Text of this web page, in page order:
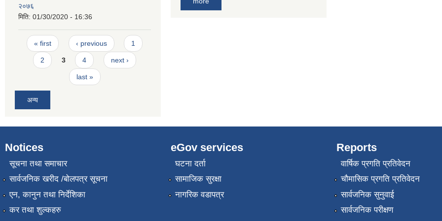
२०७६
मिति: 01/30/2020 - 16:36
Pages
« first ‹ previous 1
2 3 4 next ›
last »
अन्य
Notices
सूचना तथा समाचार
सार्वजनिक खरीद /बोलपत्र सूचना
एन, कानुन तथा निर्देशिका
कर तथा शुल्कहरु
eGov services
घटना दर्ता
सामाजिक सुरक्षा
नागरिक वडापत्र
Reports
वार्षिक प्रगति प्रतिवेदन
चौमासिक प्रगति प्रतिवेदन
सार्वजनिक सुनुवाई
सार्वजनिक परीक्षण